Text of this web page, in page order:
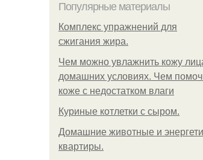
Популярные материалы
Комплекс упражнений для
сжигания жира.
Чем можно увлажнить кожу
домашних условиях. Чем
коже с недостатком влаги
Куриные котлетки с сыром.
Домашние животные и
квартиры.